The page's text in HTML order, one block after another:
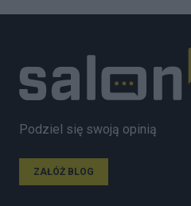
Podziel się swoją opinią
ZAŁÓŻ BLOG